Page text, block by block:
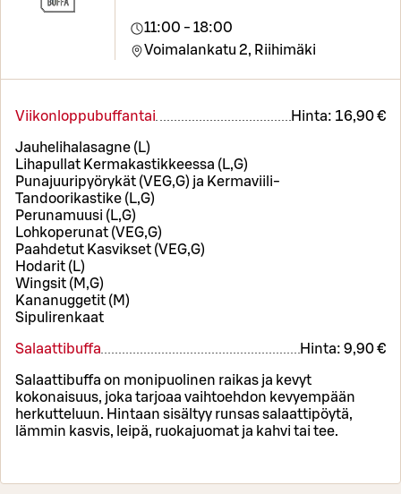
11:00 - 18:00
Voimalankatu 2, Riihimäki
Viikonloppubuffantai Hinta: 16,90 €
Jauhelihalasagne (L)
Lihapullat Kermakastikkeessa (L,G)
Punajuuripyörykät (VEG,G) ja Kermaviili-
Tandoorikastike (L,G)
Perunamuusi (L,G)
Lohkoperunat (VEG,G)
Paahdetut Kasvikset (VEG,G)
Hodarit (L)
Wingsit (M,G)
Kananuggetit (M)
Sipulirenkaat
Salaattibuffa Hinta: 9,90 €
Salaattibuffa on monipuolinen raikas ja kevyt
kokonaisuus, joka tarjoaa vaihtoehdon kevyempään
herkutteluun. Hintaan sisältyy runsas salaattipöytä,
lämmin kasvis, leipä, ruokajuomat ja kahvi tai tee.